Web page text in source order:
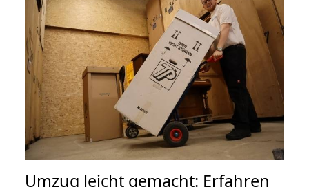
Umzug leicht gemacht: Erfahren